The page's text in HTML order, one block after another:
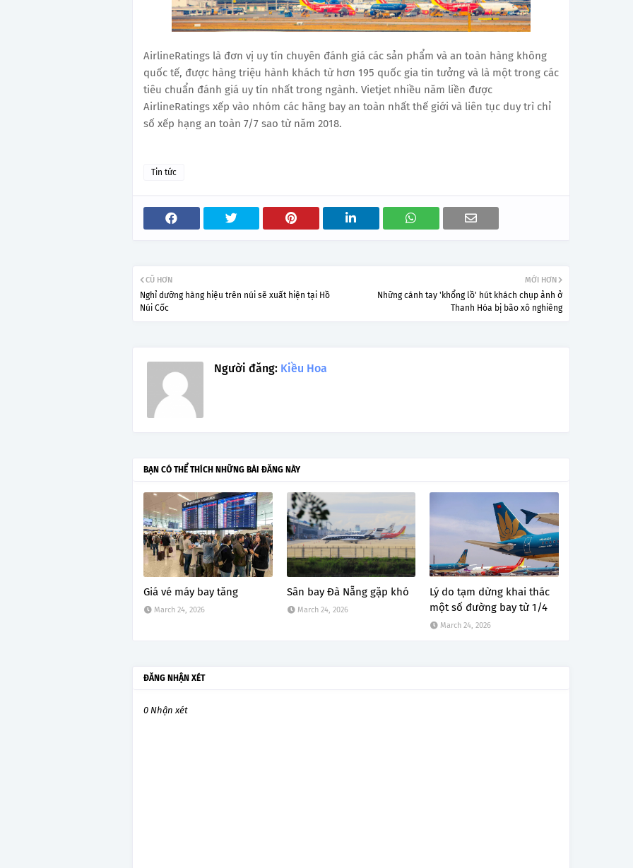
AirlineRatings là đơn vị uy tín chuyên đánh giá các sản phẩm và an toàn hàng không
quốc tế, được hàng triệu hành khách từ hơn 195 quốc gia tin tưởng và là một trong các
tiêu chuẩn đánh giá uy tín nhất trong ngành. Vietjet nhiều năm liền được
AirlineRatings xếp vào nhóm các hãng bay an toàn nhất thế giới và liên tục duy trì chỉ
số xếp hạng an toàn 7/7 sao từ năm 2018.
Tin tức
MỚI HƠN
Những cánh tay 'khổng lồ' hút khách chụp ảnh ở
Thanh Hóa bị bão xô nghiêng
CŨ HƠN
Nghỉ dưỡng hàng hiệu trên núi sẽ xuất hiện tại Hồ
Núi Cốc
Người đăng: Kiều Hoa
BẠN CÓ THỂ THÍCH NHỮNG BÀI ĐĂNG NÀY
Giá vé máy bay tăng
March 24, 2026
Sân bay Đà Nẵng gặp khó
March 24, 2026
Lý do tạm dừng khai thác
một số đường bay từ 1/4
March 24, 2026
ĐĂNG NHẬN XÉT
0 Nhận xét